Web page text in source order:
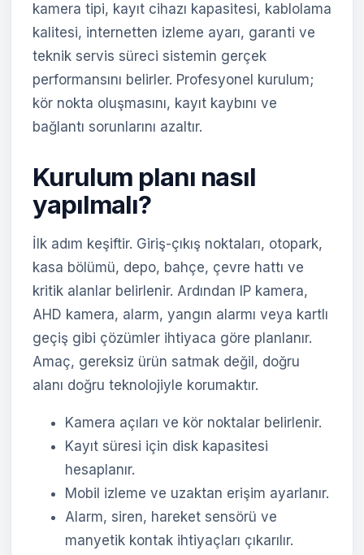
kamera tipi, kayıt cihazı kapasitesi, kablolama
kalitesi, internetten izleme ayarı, garanti ve
teknik servis süreci sistemin gerçek
performansını belirler. Profesyonel kurulum;
kör nokta oluşmasını, kayıt kaybını ve
bağlantı sorunlarını azaltır.
Kurulum planı nasıl
yapılmalı?
İlk adım keşiftir. Giriş-çıkış noktaları, otopark,
kasa bölümü, depo, bahçe, çevre hattı ve
kritik alanlar belirlenir. Ardından IP kamera,
AHD kamera, alarm, yangın alarmı veya kartlı
geçiş gibi çözümler ihtiyaca göre planlanır.
Amaç, gereksiz ürün satmak değil, doğru
alanı doğru teknolojiyle korumaktır.
Kamera açıları ve kör noktalar belirlenir.
Kayıt süresi için disk kapasitesi
hesaplanır.
Mobil izleme ve uzaktan erişim ayarlanır.
Alarm, siren, hareket sensörü ve
manyetik kontak ihtiyaçları çıkarılır.